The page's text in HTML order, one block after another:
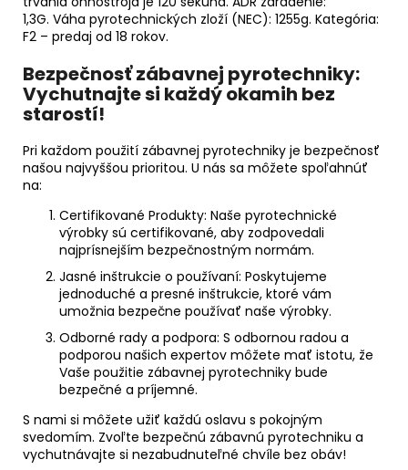
1,3G. Váha pyrotechnických zloží (NEC): 1255g. Kategória:
F2 – predaj od 18 rokov.
Bezpečnosť zábavnej pyrotechniky:
Vychutnajte si každý okamih bez
starostí!
Pri každom použití zábavnej pyrotechniky je bezpečnosť
našou najvyššou prioritou. U nás sa môžete spoľahnúť
na:
Certifikované Produkty: Naše pyrotechnické
výrobky sú certifikované, aby zodpovedali
najprísnejším bezpečnostným normám.
Jasné inštrukcie o používaní: Poskytujeme
jednoduché a presné inštrukcie, ktoré vám
umožnia bezpečne používať naše výrobky.
Odborné rady a podpora: S odbornou radou a
podporou našich expertov môžete mať istotu, že
Vaše použitie zábavnej pyrotechniky bude
bezpečné a príjemné.
S nami si môžete užiť každú oslavu s pokojným
svedomím. Zvoľte bezpečnú zábavnú pyrotechniku a
vychutnávajte si nezabudnuteľné chvíle bez obáv!